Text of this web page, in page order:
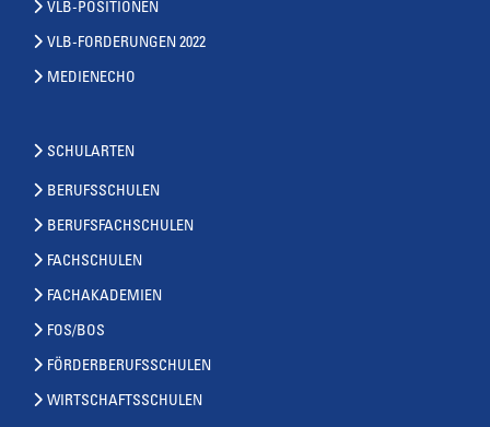
VLB-POSITIONEN
VLB-FORDERUNGEN 2022
MEDIENECHO
SCHULARTEN
BERUFSSCHULEN
BERUFSFACHSCHULEN
FACHSCHULEN
FACHAKADEMIEN
FOS/BOS
FÖRDERBERUFSSCHULEN
WIRTSCHAFTSSCHULEN